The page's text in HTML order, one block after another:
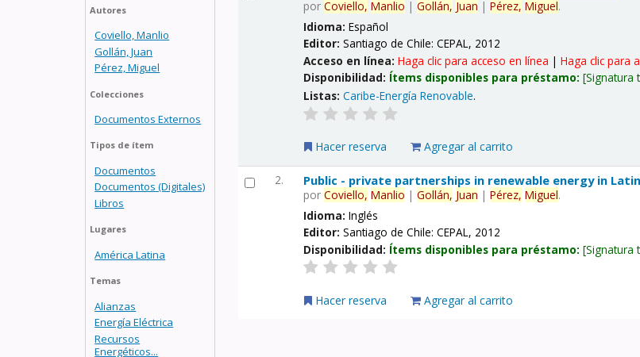
Autores
Coviello, Manlio
Gollán, Juan
Pérez, Miguel
Colecciones
Documentos Externos
Tipos de ítem
Documentos
Documentos (Digitales)
Libros
Lugares
América Latina
Temas
Alianzas
Energía Eléctrica
Recursos
Energéticos...
porCoviello, Manlio |Gollán, Juan |Pérez, Miguel.
Idioma:Español
Editor:Santiago de Chile: CEPAL, 2012
Acceso en línea:Haga clic para acceso en línea |Haga clic para
Disponibilidad: Ítems disponibles para préstamo: Signatura
Listas: Caribe-Energía Renovable.
Hacer reserva Agregar al carrito
2. Public - private partnerships in renewable energy in
porCoviello, Manlio |Gollán, Juan |Pérez, Miguel.
Idioma:Inglés
Editor:Santiago de Chile: CEPAL, 2012
Disponibilidad: Ítems disponibles para préstamo: Signatura
Hacer reserva Agregar al carrito